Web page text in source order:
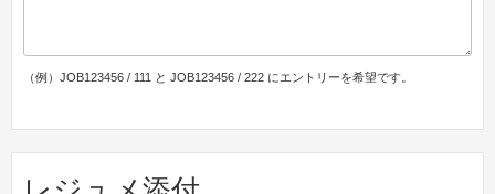
（例）JOB123456 / 111 と JOB123456 / 222 にエントリーを希望です。